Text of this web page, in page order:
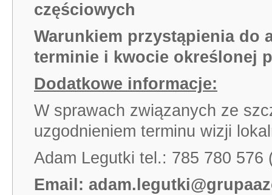
częściowych
Warunkiem przystąpienia do
terminie i kwocie określonej
Dodatkowe informacje:
W sprawach związanych ze
uzgodnieniem terminu wizji
Adam Legutki tel.: 785 780 576
Email: